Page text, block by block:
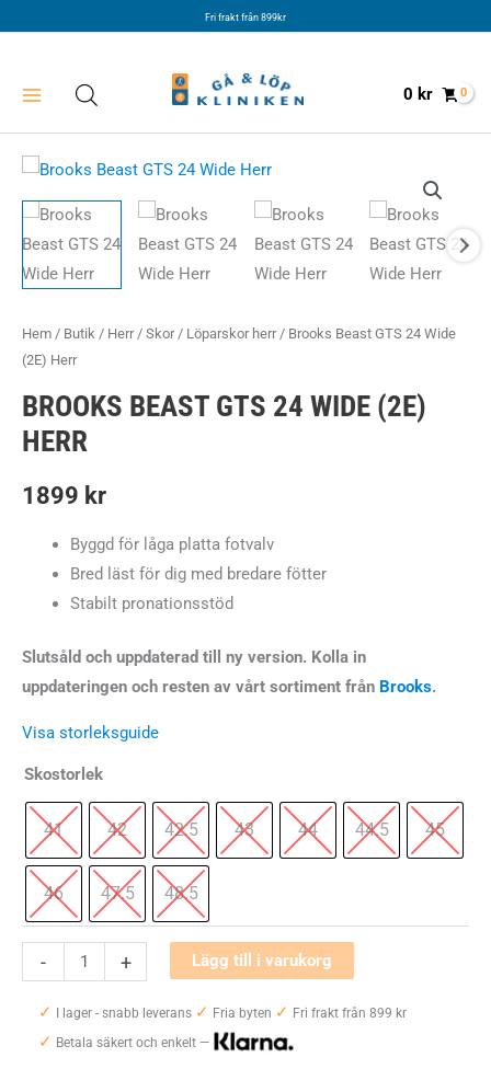
Fri frakt från 899kr
0 kr
Hem / Butik / Herr/ Skor/ Löparskor herr/ Brooks Beast GTS 24 Wide
(2E) Herr
BROOKS BEAST GTS 24 WIDE (2E)
HERR
1899 kr
Byggd för låga platta fotvalv
Bred läst för dig med bredare fötter
Stabilt pronationsstöd
Slutsåld och uppdaterad till ny version. Kolla in
uppdateringen och resten av vårt sortiment från Brooks.
Visa storleksguide
Skostorlek
41 42 42.5 43 44 44.5 45
46 47.5 48.5
-
Beast
GTS
+ Lägg till i varukorg
✓ I lager - snabb leverans ✓ Fria byten ✓ Fri frakt från 899 kr
✓ Betala säkert och enkelt —